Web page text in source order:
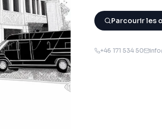
Parcourir les
+46 171 534 50